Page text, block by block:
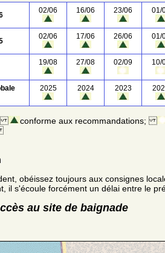
02/06 16/06 23/06 01/
02/06 17/06 26/06 01/
19/08 27/08 02/09 10/
2025 2024 2023
conforme aux recommandations;
obéissez toujours aux consignes
il s'écoule forcément un délai entre le
au site de baignade